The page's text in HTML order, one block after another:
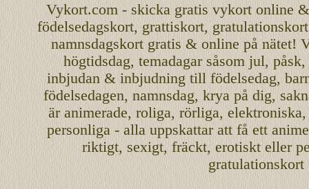
Vykort.com- skicka gratis vykort online
födelsedagskort, grattiskort,gratulationskort
namnsdagskort gratis & online på nätet!
högtidsdag, temadagar såsom jul,påsk,
inbjudan& inbjudningtillfödelsedag,
födelsedagen, namnsdag,krya på dig,
äranimerade,roliga, rörliga,elektroniska
personliga- alla uppskattar att få ett
riktigt,sexigt,fräckt, erotiskteller
gratulationskort